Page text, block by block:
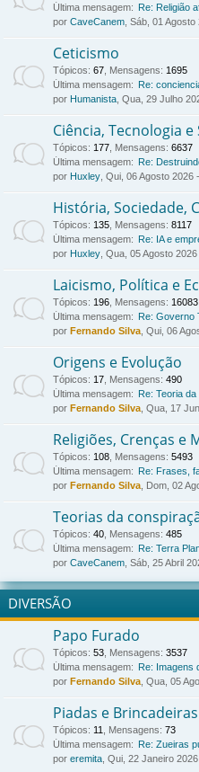
Última mensagem:
Re: Religião
por CaveCanem, Sáb, 01
Ceticismo
Tópicos: 67, Mensagens: 1695
Última mensagem:
Re:
por Humanista, Qua, 29 Julho
Ciência, Tecnologia e
Tópicos: 177, Mensagens: 6637
Última mensagem:
Re:
por Huxley, Qui, 06 Agosto 2026
História, Sociedade,
Tópicos: 135, Mensagens: 8117
Última mensagem:
Re: IA e
por Huxley, Qua, 05 Agosto
Laicismo, Política e
Tópicos: 196, Mensagens: 16083
Última mensagem:
Re:
por Fernando Silva, Qui, 06
Origens e Evolução
Tópicos: 17, Mensagens: 490
Última mensagem:
Re: Teoria
por Fernando Silva, Qua, 17
Religiões, Crenças e
Tópicos: 108, Mensagens: 5493
Última mensagem:
Re: Frases,
por Fernando Silva, Dom, 02
Teorias da
Tópicos: 40, Mensagens: 485
Última mensagem:
Re: Terra
por CaveCanem, Sáb, 25 Abril
DIVERSÃO
Papo Furado
Tópicos: 53, Mensagens: 3537
Última mensagem:
Re: Imagens
por Fernando Silva, Qua, 05
Piadas e Brincadeiras
Tópicos: 11, Mensagens: 73
Última mensagem:
Re: Zueiras
por eremita, Qui, 22 Janeiro